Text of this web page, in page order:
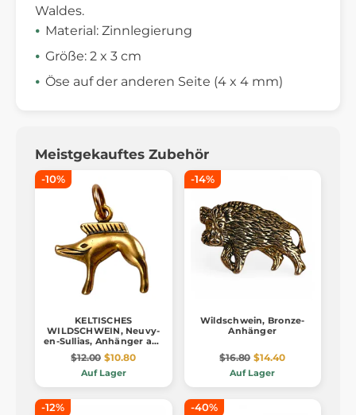
Waldes.
Material: Zinnlegierung
Größe: 2 x 3 cm
Öse auf der anderen Seite (4 x 4 mm)
Meistgekauftes Zubehör
-10%
KELTISCHES
WILDSCHWEIN, Neuvy-
en-Sullias, Anhänger aus
Bronze
$12.00 $10.80
Auf Lager
-14%
Wildschwein, Bronze-
Anhänger
$16.80 $14.40
Auf Lager
-12% -40%